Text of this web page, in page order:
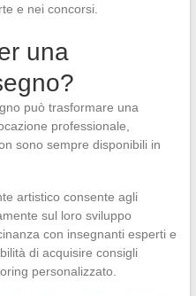
e nei concorsi.
una
può trasformare una
professionale,
sono sempre disponibili in
artistico consente agli
sul loro sviluppo
con insegnanti esperti e
di acquisire consigli
personalizzato.